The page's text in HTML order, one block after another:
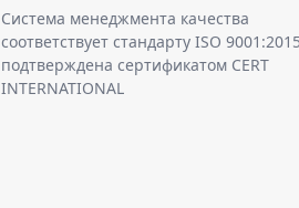
Система менеджмента качества
соответствует стандарту ISO
подтверждена сертификатом CERT
INTERNATIONAL